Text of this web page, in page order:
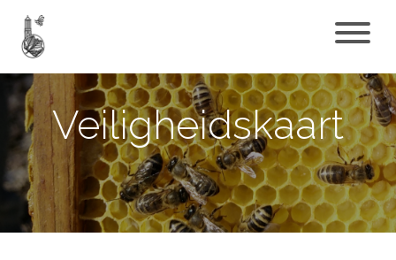
Veiligheidskaart